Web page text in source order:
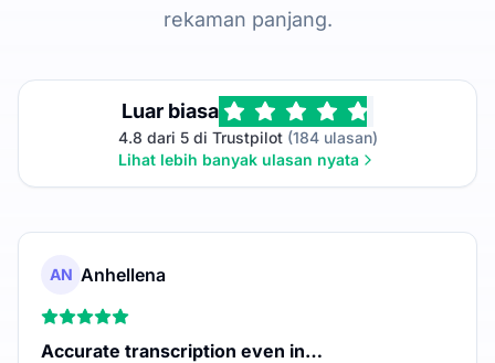
rekaman panjang.
Luar biasa
4.8 dari 5 di Trustpilot(184 ulasan)
Lihat lebih banyak ulasan nyata
AN Anhellena
Accurate transcription even in…